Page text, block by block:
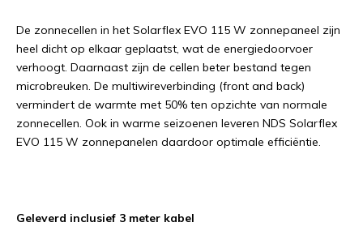
De zonnecellen in het Solarflex EVO 115 W zonnepaneel zijn
heel dicht op elkaar geplaatst, wat de energiedoorvoer
verhoogt. Daarnaast zijn de cellen beter bestand tegen
microbreuken. De multiwireverbinding (front and back)
vermindert de warmte met 50% ten opzichte van normale
zonnecellen. Ook in warme seizoenen leveren NDS Solarflex
EVO 115 W zonnepanelen daardoor optimale efficiëntie.
Geleverd inclusief 3 meter kabel